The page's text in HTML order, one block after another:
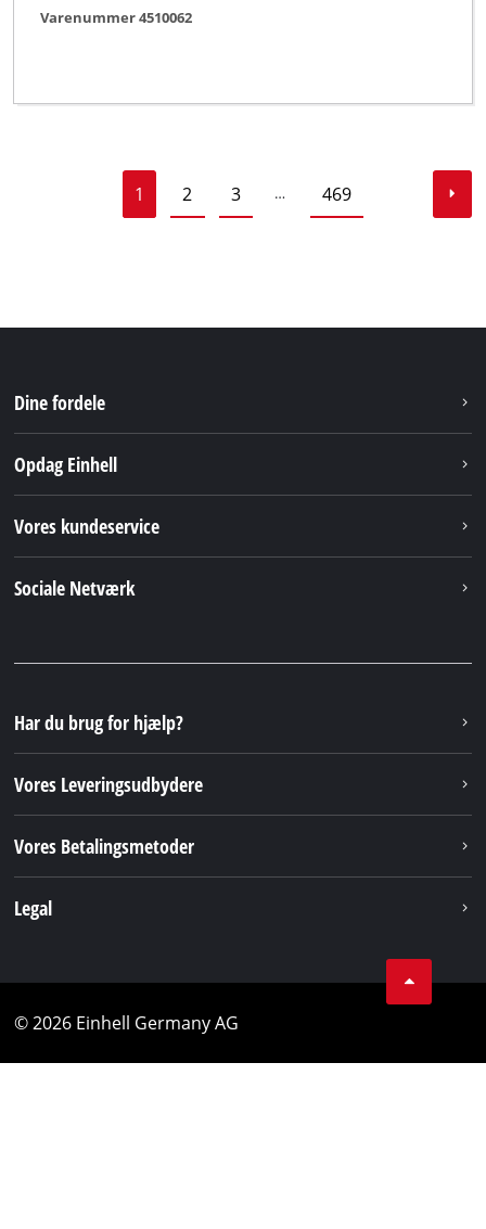
Varenummer 4510062
1 2 3 … 469
Dine fordele
Opdag Einhell
Vores kundeservice
Sociale Netværk
Har du brug for hjælp?
Vores Leveringsudbydere
Vores Betalingsmetoder
Legal
© 2026 Einhell Germany AG